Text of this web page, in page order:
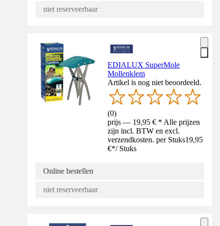
niet reserveerbaar
EDIALUX SuperMole
Mollenklem
Artikel is nog niet beoordeeld.
(0)
prijs — 19,95 € * Alle prijzen
zijn incl. BTW en excl.
verzendkosten. per Stuks19,95
€*/ Stuks
Online bestellen
niet reserveerbaar